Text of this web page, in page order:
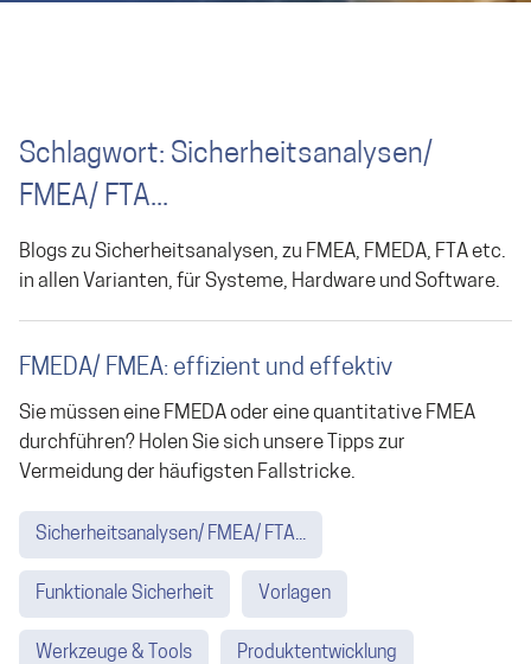
Schlagwort: Sicherheitsanalysen/
FMEA/ FTA...
Blogs zu Sicherheitsanalysen, zu FMEA, FMEDA, FTA etc.
in allen Varianten, für Systeme, Hardware und Software.
FMEDA/ FMEA: effizient und effektiv
Sie müssen eine FMEDA oder eine quantitative FMEA
durchführen? Holen Sie sich unsere Tipps zur
Vermeidung der häufigsten Fallstricke.
Sicherheitsanalysen/ FMEA/ FTA...
Funktionale Sicherheit Vorlagen
Werkzeuge & Tools Produktentwicklung